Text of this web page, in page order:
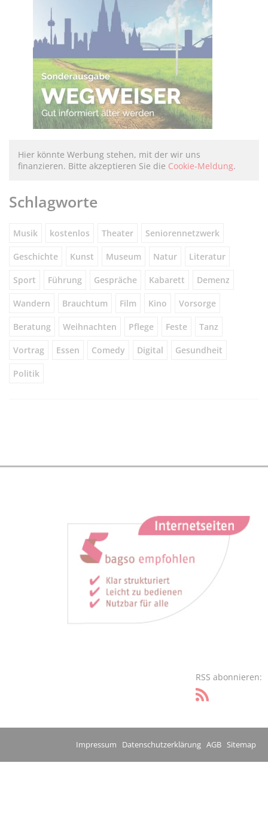
Hier könnte Werbung stehen, mit der wir uns
finanzieren. Bitte akzeptieren Sie die Cookie-Meldung.
Schlagworte
Musik kostenlos Theater Seniorennetzwerk
Geschichte Kunst Museum Natur Literatur
Sport Führung Gespräche Kabarett Demenz
Wandern Brauchtum Film Kino Vorsorge
Beratung Weihnachten Pflege Feste Tanz
Vortrag Essen Comedy Digital Gesundheit
Politik
RSS abonnieren:
Impressum Datenschutzerklärung AGB Sitemap